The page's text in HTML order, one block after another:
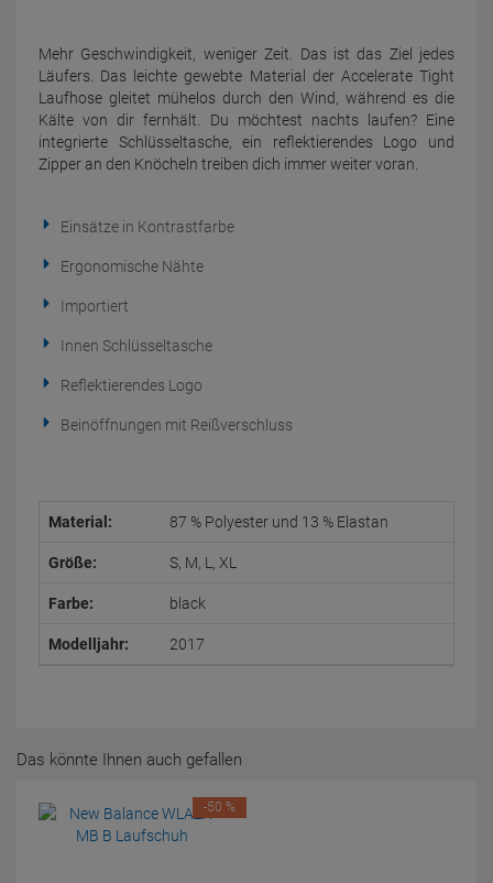
Mehr Geschwindigkeit, weniger Zeit. Das ist das Ziel jedes
Läufers. Das leichte gewebte Material der Accelerate Tight
Laufhose gleitet mühelos durch den Wind, während es die
Kälte von dir fernhält. Du möchtest nachts laufen? Eine
integrierte Schlüsseltasche, ein reflektierendes Logo und
Zipper an den Knöcheln treiben dich immer weiter voran.
Einsätze in Kontrastfarbe
Ergonomische Nähte
Importiert
Innen Schlüsseltasche
Reflektierendes Logo
Beinöffnungen mit Reißverschluss
Material: 87 % Polyester und 13 % Elastan
Größe: S, M, L, XL
Farbe: black
Modelljahr: 2017
Das könnte Ihnen auch gefallen
-50 %